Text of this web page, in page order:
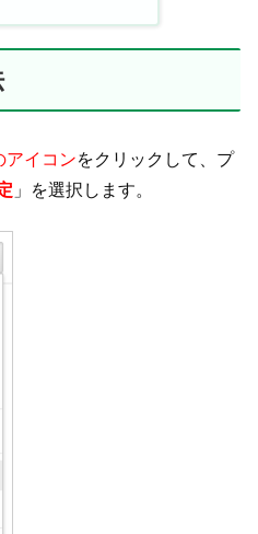
アイコンをクリックして、プ
」を選択します。